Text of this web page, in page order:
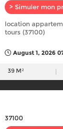
> Simuler mon
location
tours (37100)
August 1, 2026
39 M²
37100